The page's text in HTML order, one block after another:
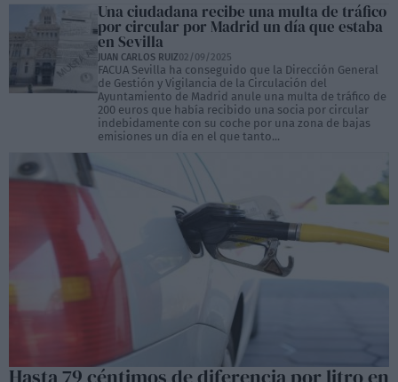
Una ciudadana recibe una multa de tráfico
por circular por Madrid un día que estaba
en Sevilla
JUAN CARLOS RUIZ02/09/2025
FACUA Sevilla ha conseguido que la Dirección General
de Gestión y Vigilancia de la Circulación del
Ayuntamiento de Madrid anule una multa de tráfico de
200 euros que había recibido una socia por circular
indebidamente con su coche por una zona de bajas
emisiones un día en el que tanto...
Hasta 79 céntimos de diferencia por litro en